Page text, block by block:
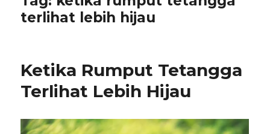
terlihat lebih hijau
Ketika Rumput Tetangga
Terlihat Lebih Hijau